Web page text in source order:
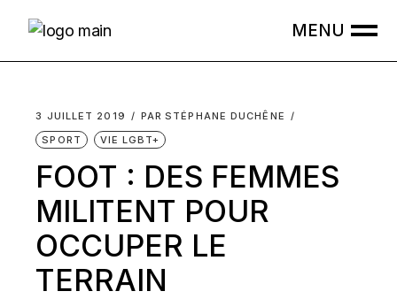
3 JUILLET 2019 PAR STÉPHANE DUCHÊNE
SPORT
VIE LGBT+
FOOT : DES FEMMES
MILITENT POUR
OCCUPER LE
TERRAIN